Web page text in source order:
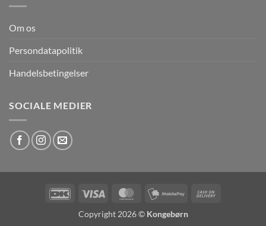
Om os
Persondatapolitik
Handelsbetingelser
SOCIALE MEDIER
DanKortVisa MasterCardMobilePay
Copyright 2026 © Kongebørn